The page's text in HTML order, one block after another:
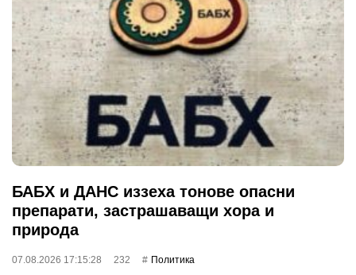
БАБХ и ДАНС иззеха тонове опасни
препарати, застрашаващи хора и
природа
07.08.2026 17:15:28 232 Политика